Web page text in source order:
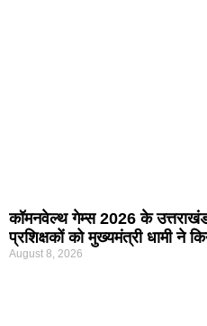
कॉमनवेल्थ गेम्स 2026 के
प्रशिक्षकों को मुख्यमंत्री धामी ने
August 8, 2026